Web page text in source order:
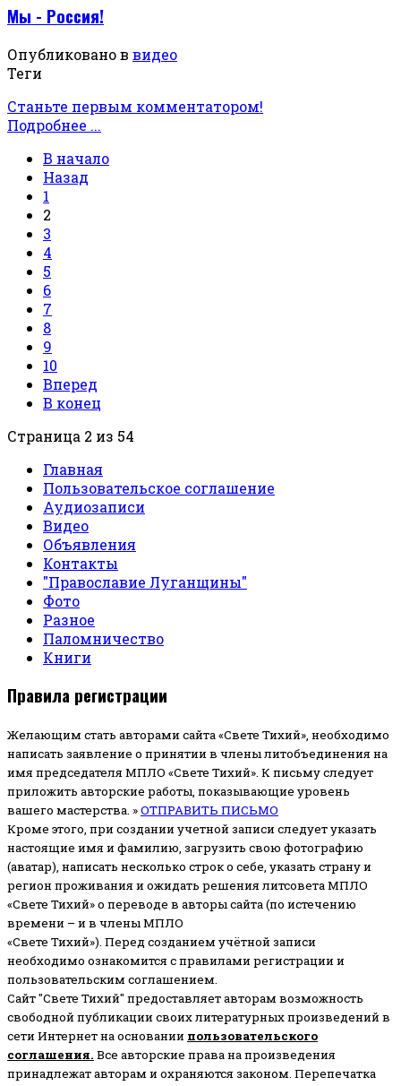
Мы - Россия!
Опубликовано в видео
Теги
Станьте первым комментатором!
Подробнее ...
В начало
Назад
1
2
3
4
5
6
7
8
9
10
Вперед
В конец
Страница 2 из 54
Главная
Пользовательское соглашение
Аудиозаписи
Видео
Объявления
Контакты
"Православие Луганщины"
Фото
Разное
Паломничество
Книги
Правила регистрации
Желающим стать авторами сайта «Свете Тихий», необходимо
написать заявление о принятии в члены литобъединения на
имя председателя МПЛО «Свете Тихий». К письму следует
приложить авторские работы, показывающие уровень
вашего мастерства. »ОТПРАВИТЬ ПИСЬМО
Кроме этого, при создании учетной записи следует указать
настоящие имя и фамилию, загрузить свою фотографию
(аватар), написать несколько строк о себе, указать страну и
регион проживания и ожидать решения литсовета МПЛО
«Свете Тихий» о переводе в авторы сайта (по истечению
времени – и в члены МПЛО
«Свете Тихий»). Перед созданием учётной записи
необходимо ознакомится с правилами регистрации и
пользовательским соглашением.
Сайт "Свете Тихий" предоставляет авторам возможность
свободной публикации своих литературных произведений в
сети Интернет на основании пользовательского
соглашения. Все авторские права на произведения
принадлежат авторам и охраняются законом. Перепечатка